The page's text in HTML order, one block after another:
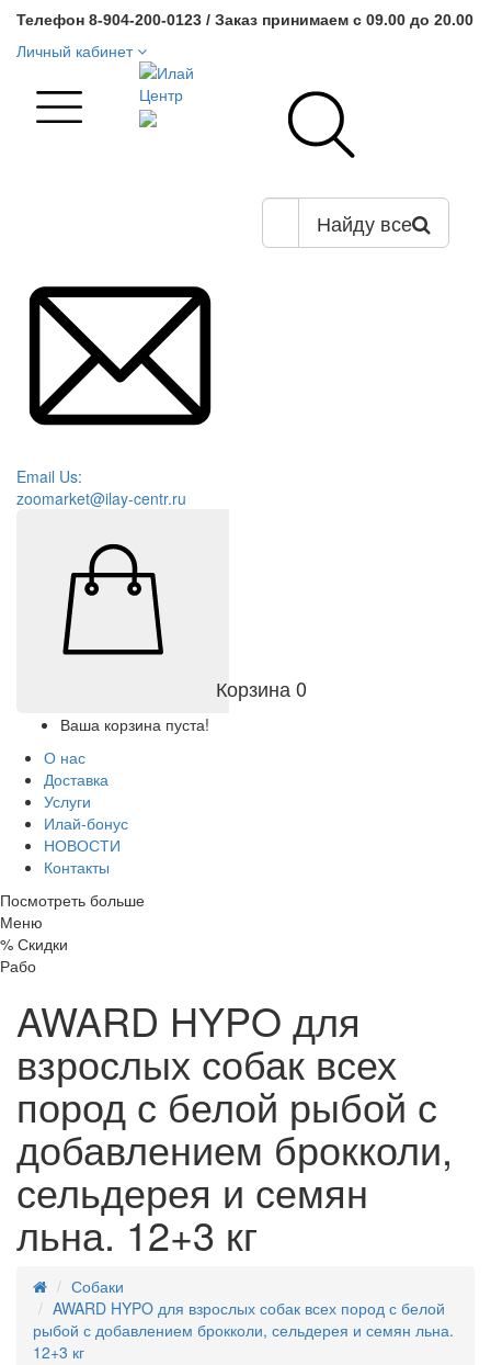
Телефон 8-904-200-0123 / Заказ принимаем с 09.00 до 20.00
Личный кабинет
Найду все
Email Us:
zoomarket@ilay-centr.ru
Корзина0
Ваша корзина пуста!
О нас
Доставка
Услуги
Илай-бонус
НОВОСТИ
Контакты
Посмотреть больше
Меню
% Скидки
Работа
AWARD HYPO для
взрослых собак всех
пород с белой рыбой с
добавлением брокколи,
сельдерея и семян
льна. 12+3 кг
Собаки
AWARD HYPO для взрослых собак всех пород с белой
рыбой с добавлением брокколи, сельдерея и семян льна.
12+3 кг